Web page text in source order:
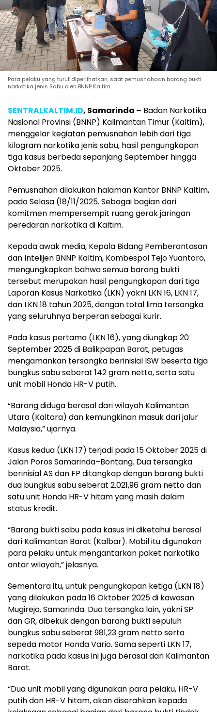
Para pelaku yang turut diperlihatkan, saat pemusnahaan barang bukti
narkotika jenis Sabu oleh BNNP Kaltim.
SENTRALKALTIM.ID, Samarinda – Badan Narkotika
Nasional Provinsi (BNNP) Kalimantan Timur (Kaltim),
menggelar kegiatan pemusnahan lebih dari tiga
kilogram narkotika jenis sabu, hasil pengungkapan
tiga kasus berbeda sepanjang September hingga
Oktober 2025.
Pemusnahan dilakukan halaman Kantor BNNP Kaltim,
pada Selasa (18/11/2025. Sebagai bagian dari
komitmen mempersempit ruang gerak jaringan
peredaran narkotika di Kaltim.
Kepada awak media, Kepala Bidang Pemberantasan
dan Intelijen BNNP Kaltim, Kombespol Tejo Yuantoro,
mengungkapkan bahwa semua barang bukti
tersebut merupakan hasil pengungkapan dari tiga
Laporan Kasus Narkotika (LKN) yakni LKN 16, LKN 17,
dan LKN 18 tahun 2025, dengan total lima tersangka
yang seluruhnya berperan sebagai kurir.
Pada kasus pertama (LKN 16), yang diungkap 20
September 2025 di Balikpapan Barat, petugas
mengamankan tersangka berinisial ISW beserta tiga
bungkus sabu seberat 142 gram netto, serta satu
unit mobil Honda HR-V putih.
“Barang diduga berasal dari wilayah Kalimantan
Utara (Kaltara) dan kemungkinan masuk dari jalur
Malaysia,” ujarnya.
Kasus kedua (LKN 17) terjadi pada 15 Oktober 2025 di
Jalan Poros Samarinda–Bontang. Dua tersangka
berinisial AS dan FP ditangkap dengan barang bukti
dua bungkus sabu seberat 2.021,96 gram netto dan
satu unit Honda HR-V hitam yang masih dalam
status kredit.
“Barang bukti sabu pada kasus ini diketahui berasal
dari Kalimantan Barat (Kalbar). Mobil itu digunakan
para pelaku untuk mengantarkan paket narkotika
antar wilayah,” jelasnya.
Sementara itu, untuk pengungkapan ketiga (LKN 18)
yang dilakukan pada 16 Oktober 2025 di kawasan
Mugirejo, Samarinda. Dua tersangka lain, yakni SP
dan GR, dibekuk dengan barang bukti sepuluh
bungkus sabu seberat 981,23 gram netto serta
sepeda motor Honda Vario. Sama seperti LKN 17,
narkotika pada kasus ini juga berasal dari Kalimantan
Barat.
“Dua unit mobil yang digunakan para pelaku, HR-V
putih dan HR-V hitam, akan diserahkan kepada